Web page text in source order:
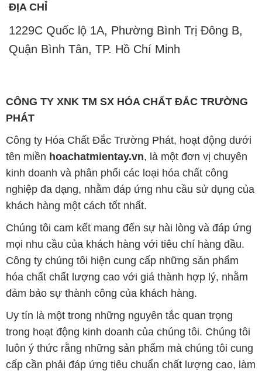
ĐỊA CHỈ
1229C Quốc lộ 1A, Phường Bình Trị Đông B,
Quận Bình Tân, TP. Hồ Chí Minh
CÔNG TY XNK TM SX HÓA CHẤT ĐẮC TRƯỜNG
PHÁT
Công ty Hóa Chất Đắc Trường Phát, hoạt động dưới
tên miền hoachatmientay.vn, là một đơn vị chuyên
kinh doanh và phân phối các loại hóa chất công
nghiệp đa dạng, nhằm đáp ứng nhu cầu sử dụng của
khách hàng một cách tốt nhất.
Chúng tôi cam kết mang đến sự hài lòng và đáp ứng
mọi nhu cầu của khách hàng với tiêu chí hàng đầu.
Công ty chúng tôi hiện cung cấp những sản phẩm
hóa chất chất lượng cao với giá thành hợp lý, nhằm
đảm bảo sự thành công của khách hàng.
Uy tín là một trong những nguyên tắc quan trọng
trong hoạt động kinh doanh của chúng tôi. Chúng tôi
luôn ý thức rằng những sản phẩm mà chúng tôi cung
cấp cần phải đáp ứng tiêu chuẩn chất lượng cao, làm